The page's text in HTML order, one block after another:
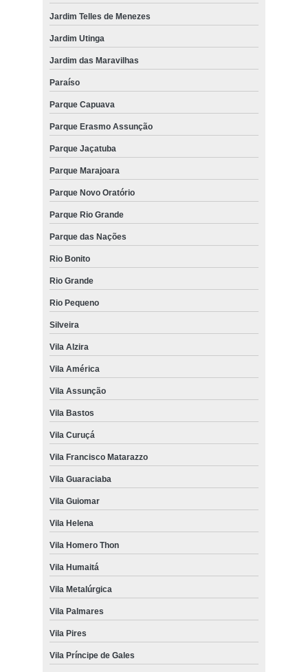
Jardim Telles de Menezes
Jardim Utinga
Jardim das Maravilhas
Paraíso
Parque Capuava
Parque Erasmo Assunção
Parque Jaçatuba
Parque Marajoara
Parque Novo Oratório
Parque Rio Grande
Parque das Nações
Rio Bonito
Rio Grande
Rio Pequeno
Silveira
Vila Alzira
Vila América
Vila Assunção
Vila Bastos
Vila Curuçá
Vila Francisco Matarazzo
Vila Guaraciaba
Vila Guiomar
Vila Helena
Vila Homero Thon
Vila Humaitá
Vila Metalúrgica
Vila Palmares
Vila Pires
Vila Príncipe de Gales